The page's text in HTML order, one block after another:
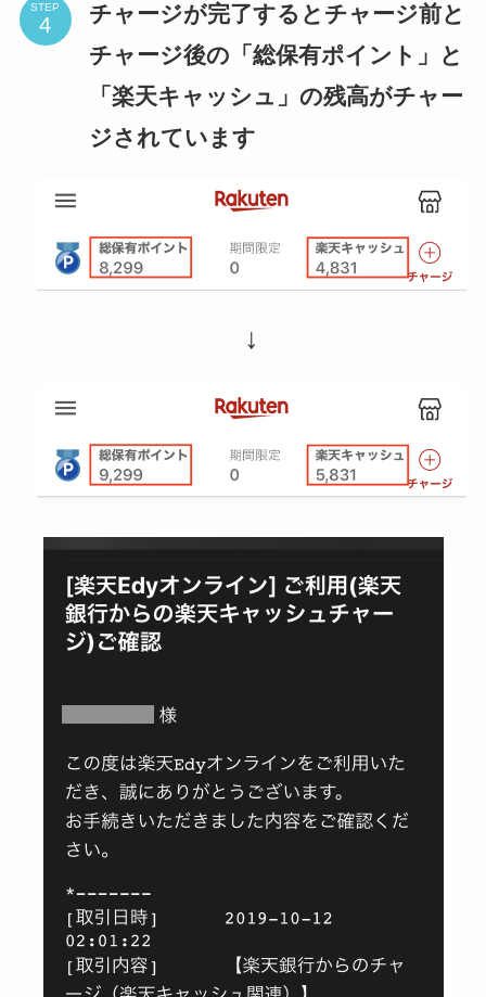
STEP
チャージが完了するとチャージ前と
チャージ後の「総保有ポイント」と
「楽天キャッシュ」の残高がチャー
ジされています
↓